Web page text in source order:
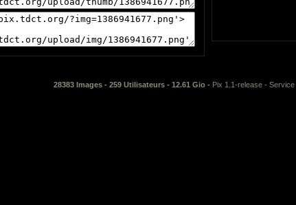
28383 Images - 259 Utilisateurs - 12.61 Gio - Pix 1.1-release -